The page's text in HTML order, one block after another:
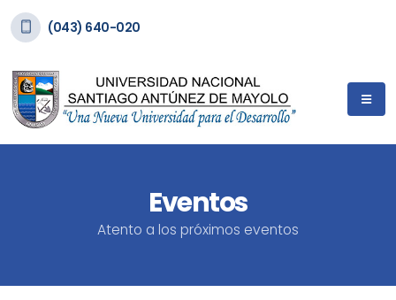
(043) 640-020
Eventos
Atento a los próximos eventos